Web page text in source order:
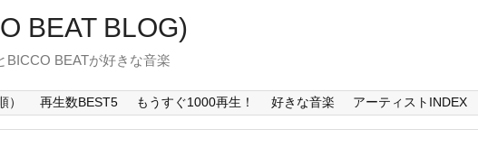
BEAT BLOG)
BICCO BEATが好きな音楽
） 再生数BEST5 もうすぐ1000再生！ 好きな音楽 アーティストINDEX